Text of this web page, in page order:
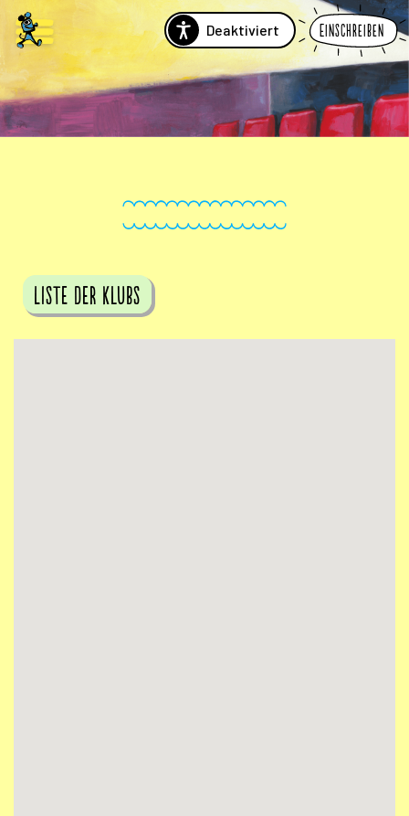
Deaktiviert Einschreiben
Liste der Klubs